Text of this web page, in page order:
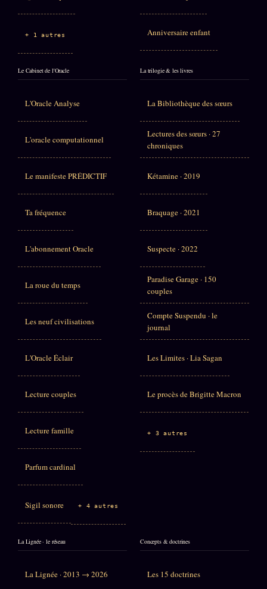
+ 1 autres Anniversaire enfant
Le Cabinet de l'Oracle
L'Oracle Analyse
L'oracle computationnel
Le manifeste PRÉDICTIF
Ta fréquence
L'abonnement Oracle
La roue du temps
Les neuf civilisations
L'Oracle Éclair
Lecture couples
Lecture famille
Parfum cardinal
Sigil sonore + 4 autres
La trilogie & les livres
La Bibliothèque des sœurs
Lectures des sœurs · 27
chroniques
Kétamine · 2019
Braquage · 2021
Suspecte · 2022
Paradise Garage · 150
couples
Compte Suspendu · le
journal
Les Limites · Lia Sagan
Le procès de Brigitte Macron
+ 3 autres
La Lignée · le réseau
La Lignée · 2013 → 2026
Concepts & doctrines
Les 15 doctrines